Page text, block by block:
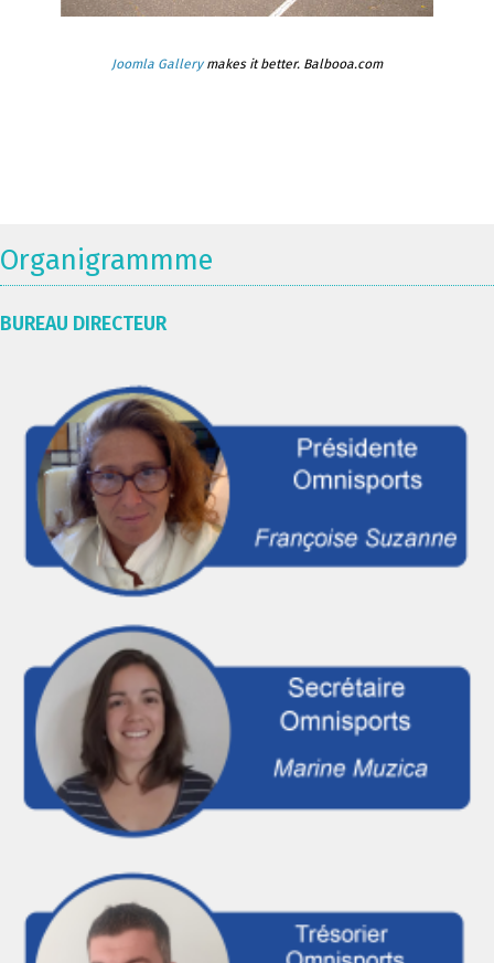
Joomla Gallerymakes it better. Balbooa.com
Organigrammme
BUREAU DIRECTEUR